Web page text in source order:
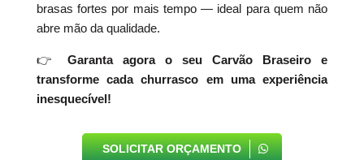
brasas fortes por mais tempo — ideal para quem não
abre mão da qualidade.
👉
Garanta agora o seu Carvão Braseiro e
transforme cada churrasco em uma experiência
inesquecível!
SOLICITAR ORÇAMENTO